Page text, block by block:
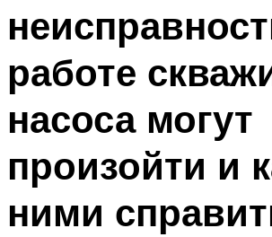
Меню
работе
насоса могут
произойти и
ними